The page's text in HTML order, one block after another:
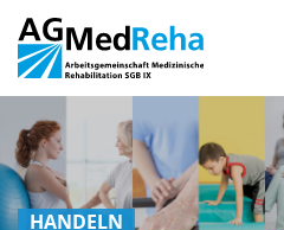
HANDELN